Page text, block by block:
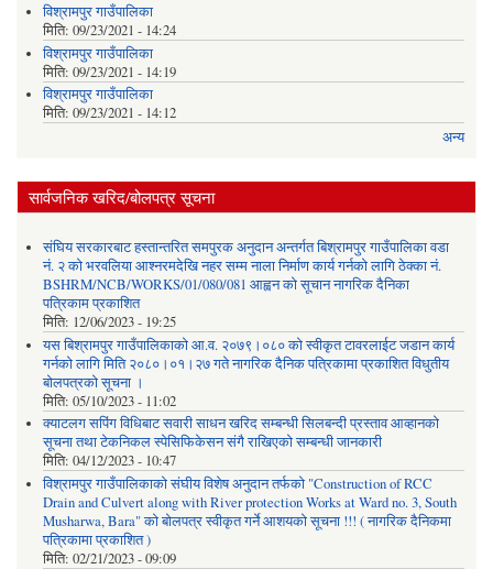
विश्रामपुर गाउँपालिका
मिति: 09/23/2021 - 14:24
विश्रामपुर गाउँपालिका
मिति: 09/23/2021 - 14:19
विश्रामपुर गाउँपालिका
मिति: 09/23/2021 - 14:12
अन्य
सार्वजनिक खरिद/बोलपत्र सूचना
संघिय सरकारबाट हस्तान्तरित समपुरक अनुदान अन्तर्गत बिश्रामपुर गाउँपालिका वडा
नं. २ को भरवलिया आश्नरमदेखि नहर सम्म नाला निर्माण कार्य गर्नको लागि ठेक्का नं.
BSHRM/NCB/WORKS/01/080/081 आह्वन को सूचान नागरिक दैनिका
पत्रिकाम प्रकाशित
मिति: 12/06/2023 - 19:25
यस बिश्रामपुर गाउँपालिकाको आ.व. २०७९।०८० को स्वीकृत टावरलाईट जडान कार्य
गर्नको लागि मिति २०८०।०१।२७ गते नागरिक दैनिक पत्रिकामा प्रकाशित विधुतीय
बोलपत्रको सूचना ।
मिति: 05/10/2023 - 11:02
क्याटलग सपिंग विधिबाट सवारी साधन खरिद सम्बन्धी सिलबन्दी प्रस्ताव आव्हानको
सूचना तथा टेकनिकल स्पेसिफिकेसन संगै राखिएको सम्बन्धी जानकारी
मिति: 04/12/2023 - 10:47
विश्रामपुर गाउँपालिकाको संघीय विशेष अनुदान तर्फको "Construction of RCC
Drain and Culvert along with River protection Works at Ward no. 3, South
Musharwa, Bara" को बोलपत्र स्वीकृत गर्ने आशयको सूचना !!! ( नागरिक दैनिकमा
पत्रिकामा प्रकाशित )
मिति: 02/21/2023 - 09:09